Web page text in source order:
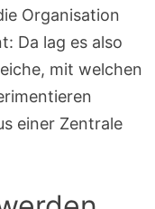
Organisation
Da lag es also
mit welchen
einer Zentrale